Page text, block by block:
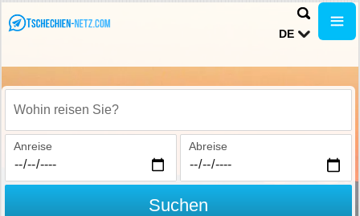
DE
Wohin reisen Sie?
Anreise Abreise
Suchen